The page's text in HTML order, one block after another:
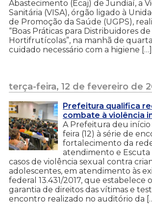
Abastecimento (Ecaj) de Jundiaí, a
Sanitária (VISA), órgão ligado à
de Promoção da Saúde (UGPS),
“Boas Práticas para Distribuidores de
Hortifrutícolas”, na manhã de
cuidado necessário com a higiene […]
terça-feira, 12 de fevereiro de
Prefeitura qualifica
combate à violência
A Prefeitura deu
feira (12) à série de
fortalecimento da
atendimento e Escuta
casos de violência sexual contra
adolescentes, em atendimento às
federal 13.431/2017, que estabelece
garantia de direitos das vítimas e
encontro realizado no auditório da